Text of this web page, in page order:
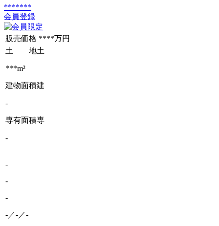
*******
会員登録
販売価格 ****万円
土 地土
***m²
建物面積建
-
専有面積専
-
-
-
-
-／-／-